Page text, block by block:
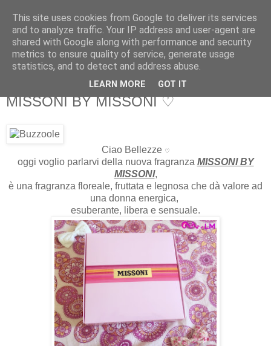
Martone Laura
Martone Laura
giovedì, luglio 21, 2016
MISSONI BY MISSONI ♡
Ciao Bellezze ♡
oggi voglio parlarvi della nuova fragranza MISSONI BY
MISSONI,
è una fragranza floreale, fruttata e legnosa che dà valore ad
una donna energica,
esuberante, libera e sensuale.
This site uses cookies from Google to deliver its services
and to analyze traffic. Your IP address and user-agent are
shared with Google along with performance and security
metrics to ensure quality of service, generate usage
statistics, and to detect and address abuse.
LEARN MORE GOT IT